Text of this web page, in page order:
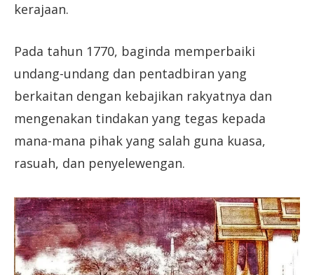
kerajaan.
Pada tahun 1770, baginda memperbaiki
undang-undang dan pentadbiran yang
berkaitan dengan kebajikan rakyatnya dan
mengenakan tindakan yang tegas kepada
mana-mana pihak yang salah guna kuasa,
rasuah, dan penyelewengan.